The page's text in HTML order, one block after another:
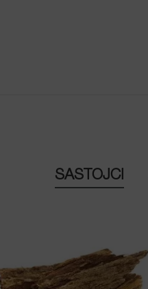
SASTOJCI